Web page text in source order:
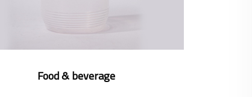
Food & beverage